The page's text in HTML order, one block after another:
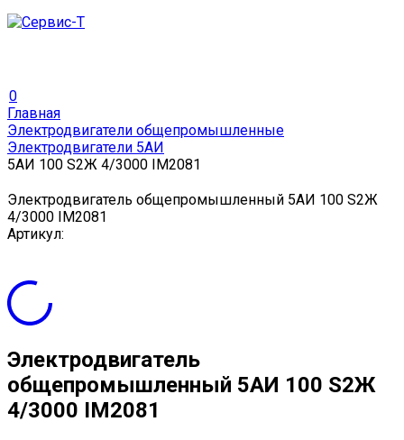
0
Главная
Электродвигатели общепромышленные
Электродвигатели 5АИ
5АИ 100 S2Ж 4/3000 IM2081
Электродвигатель общепромышленный 5АИ 100 S2Ж
4/3000 IM2081
Артикул:
Электродвигатель
общепромышленный 5АИ 100 S2Ж
4/3000 IM2081